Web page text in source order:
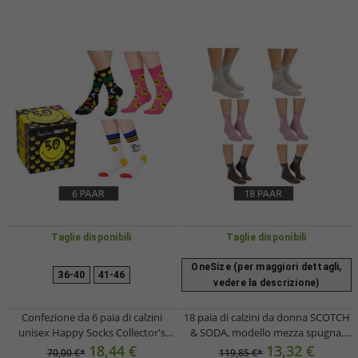
Taglie disponibili
36-40 41-46
Confezione da 6 paia di calzini
unisex Happy Socks Collector's
Edition in cotone con stampa
70,00 €* 18,44 €
Taglie disponibili
OneSize (per maggiori dettagli,
vedere la descrizione)
18 paia di calzini da donna SCOTCH
& SODA, modello mezza spugna,
perfetti per tutti i giorni o per il
119,85 €* 13,32 €